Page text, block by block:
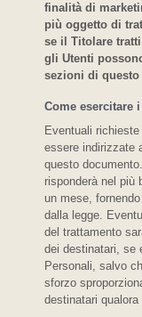
finalità di
più oggetto di
se il Titolare
gli Utenti
sezioni di questo
Come esercitare
Eventuali
essere indirizzate
questo
risponderà nel più
un mese,
dalla legge.
del trattamento
dei destinatari, se
Personali, salvo
sforzo
destinatari